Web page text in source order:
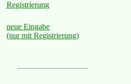
Registrierung
neue Eingabe
(nur mit Registrierung)